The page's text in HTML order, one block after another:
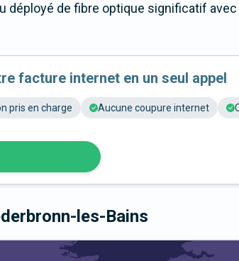
de fibre optique significatif avec
facture internet en un seul appel
pris en charge Aucune coupure internet
les-Bains